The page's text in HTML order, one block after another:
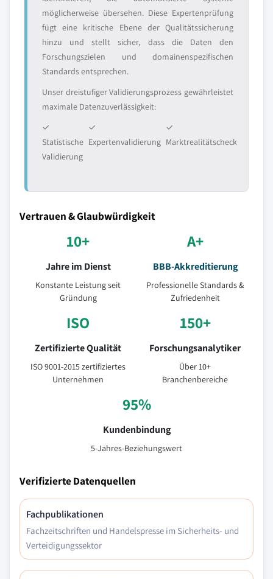
möglicherweise übersehen. Diese Expertenprüfung
fügt eine kritische Ebene der Qualitätssicherung
hinzu und stellt sicher, dass die Daten den
Forschungszielen und domainenspezifischen
Standards entsprechen.
Unser dreistufiger Validierungsprozess gewährleistet
maximale Datenzuverlässigkeit:
✓
Statistische
Validierung
✓
Expertenvalidierung
✓
Marktrealitätscheck
Vertrauen & Glaubwürdigkeit
10+
Jahre im Dienst
Konstante Leistung seit
Gründung
A+
BBB-Akkreditierung
Professionelle Standards &
Zufriedenheit
ISO
Zertifizierte Qualität
ISO 9001-2015 zertifiziertes
Unternehmen
150+
Forschungsanalytiker
Über 10+
Branchenbereiche
95%
Kundenbindung
5-Jahres-Beziehungswert
Verifizierte Datenquellen
Fachpublikationen
Fachzeitschriften und Handelspresse im Sicherheits- und
Verteidigungssektor